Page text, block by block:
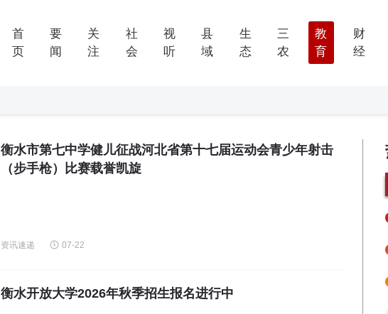
首
页
要
闻
关
注
社
会
视
听
县
域
生
态
三
农
教
育
财
经
衡水市第七中学健儿征战河北省第十七届运动会青少年射击
（步手枪）比赛载誉凯旋
资讯速递 07-22
衡水开放大学2026年秋季招生报名进行中